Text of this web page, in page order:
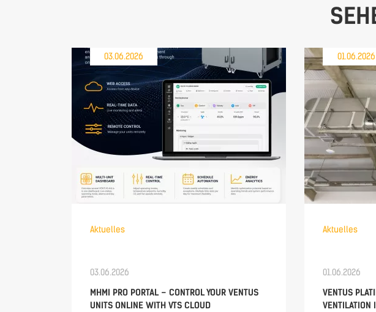
03.06.2026
Aktuelles
03.06.2026
MHMI PRO PORTAL – CONTROL YOUR VENTUS
UNITS ONLINE WITH VTS CLOUD
01.06.2026
Aktuelles
01.06.2026
VENTUS
VENTILATION